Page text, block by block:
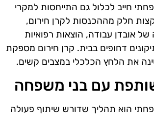
חייב לכלול גם התייחסות למקרי
חלק מההכנסות לקרן חירום,
אובדן עבודה, הוצאות רפואיות
דחופים בבית. קרן חירום מספקת
את הלחץ הכלכלי במצבים קשים.
עם בני משפחה
הוא תהליך שדורש שיתוף פעולה